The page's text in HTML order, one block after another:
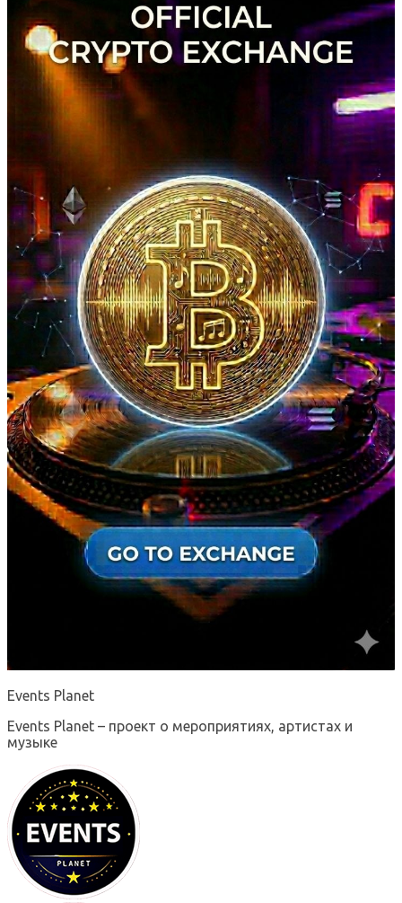
Events Planet
Events Planet – проект о мероприятиях, артистах и
музыке